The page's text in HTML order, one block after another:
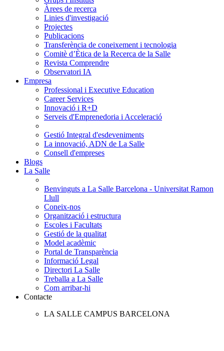
Àrees de recerca
Linies d'investigació
Projectes
Publicacions
Transferència de coneixement i tecnologia
Comitè d’Ètica de la Recerca de la Salle
Revista Comprendre
Observatori IA
Empresa
Professional i Executive Education
Career Services
Innovació i R+D
Serveis d'Emprenedoria i Acceleració
Gestió Integral d'esdeveniments
La innovació, ADN de La Salle
Consell d'empreses
Blogs
La Salle
Benvinguts a La Salle Barcelona - Universitat Ramon
Llull
Coneix-nos
Organització i estructura
Escoles i Facultats
Gestió de la qualitat
Model acadèmic
Portal de Transparència
Informació Legal
Directori La Salle
Treballa a La Salle
Com arribar-hi
Contacte
LA SALLE CAMPUS BARCELONA